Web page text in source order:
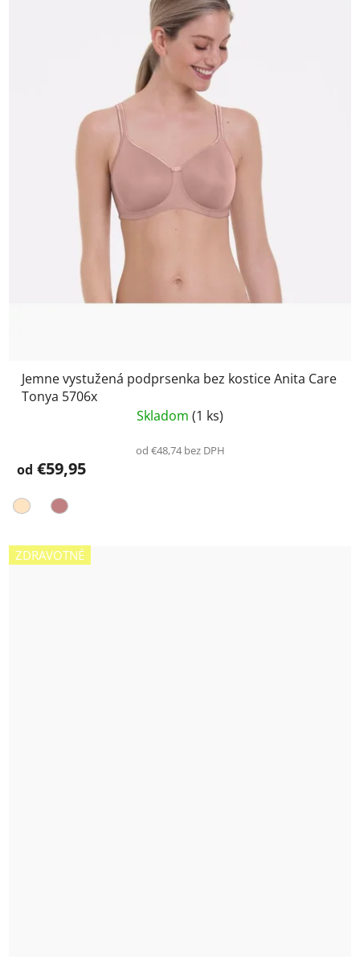
Jemne vystužená podprsenka bez kostice Anita Care
Tonya 5706x
Skladom (1 ks)
od €48,74 bez DPH
od €59,95
ZDRAVOTNÉ